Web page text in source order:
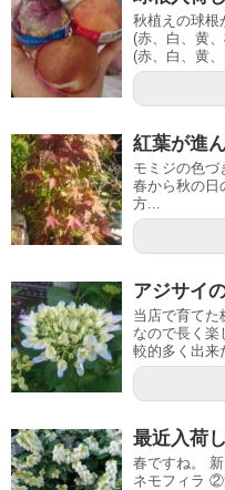
秋植えの球根
(赤、白、黄
(赤、白、黄
紅葉が進
モミジの色づ
春から秋の日
方...
アジサイ
当店で育てた
なので長く楽
較的多く出来
最近入荷
春ですね。
ネモフィラ ②